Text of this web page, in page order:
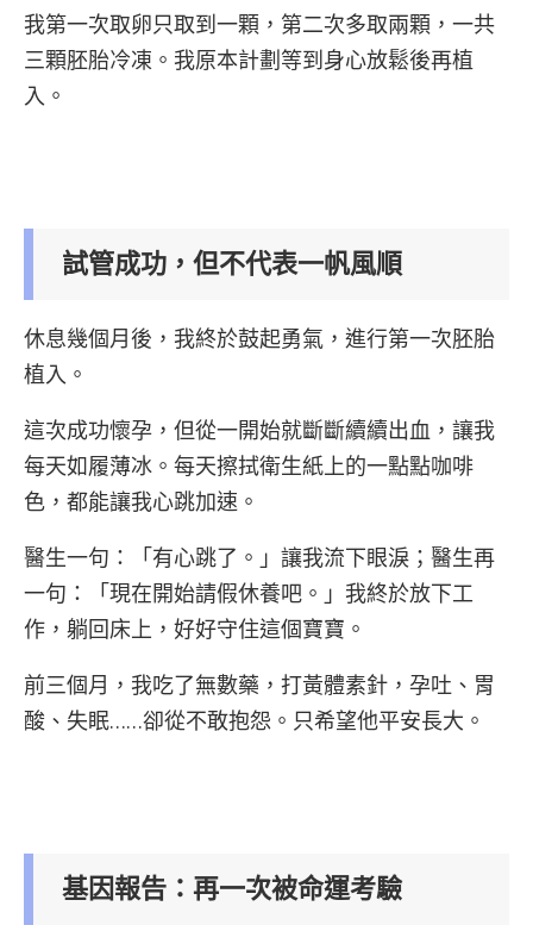
我第一次取卵只取到一顆，第二次多取兩顆，一共
三顆胚胎冷凍。我原本計劃等到身心放鬆後再植
入。
試管成功，但不代表一帆風順
休息幾個月後，我終於鼓起勇氣，進行第一次胚胎
植入。
這次成功懷孕，但從一開始就斷斷續續出血，讓我
每天如履薄冰。每天擦拭衛生紙上的一點點咖啡
色，都能讓我心跳加速。
醫生一句：「有心跳了。」讓我流下眼淚；醫生再
一句：「現在開始請假休養吧。」我終於放下工
作，躺回床上，好好守住這個寶寶。
前三個月，我吃了無數藥，打黃體素針，孕吐、胃
酸、失眠……卻從不敢抱怨。只希望他平安長大。
基因報告：再一次被命運考驗